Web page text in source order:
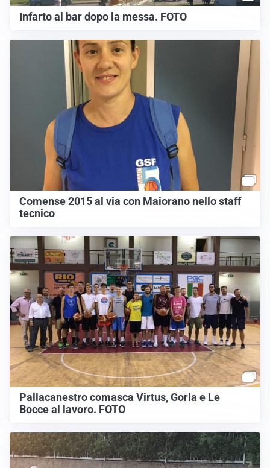
Infarto al bar dopo la messa. FOTO
Comense 2015 al via con Maiorano nello staff
tecnico
Pallacanestro comasca Virtus, Gorla e Le
Bocce al lavoro. FOTO